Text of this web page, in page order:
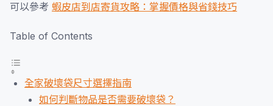
可以參考 蝦皮店到店寄貨攻略：掌握價格與省錢技巧
Table of Contents
全家破壞袋尺寸選擇指南
如何判斷物品是否需要破壞袋？